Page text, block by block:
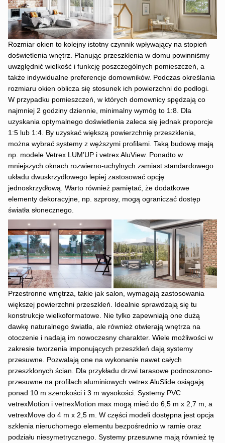
Rozmiar okien to kolejny istotny czynnik wpływający na stopień
doświetlenia wnętrz. Planując przeszklenia w domu powinniśmy
uwzględnić wielkość i funkcję poszczególnych pomieszczeń, a
także indywidualne preferencje domowników. Podczas określania
rozmiaru okien oblicza się stosunek ich powierzchni do podłogi.
W przypadku pomieszczeń, w których domownicy spędzają co
najmniej 2 godziny dziennie, minimalny wymóg to 1:8. Dla
uzyskania optymalnego doświetlenia zaleca się jednak proporcje
1:5 lub 1:4. By uzyskać większą powierzchnię przeszklenia,
można wybrać systemy z węższymi profilami. Taką budowę mają
np. modele Vetrex LUM’UP i vetrex AluView. Ponadto w
mniejszych oknach rozwierno-uchylnych zamiast standardowego
układu dwuskrzydłowego lepiej zastosować opcję
jednoskrzydłową. Warto również pamiętać, że dodatkowe
elementy dekoracyjne, np. szprosy, mogą ograniczać dostęp
światła słonecznego.
Przestronne wnętrza, takie jak salon, wymagają zastosowania
większej powierzchni przeszkleń. Idealnie sprawdzają się tu
konstrukcje wielkoformatowe. Nie tylko zapewniają one dużą
dawkę naturalnego światła, ale również otwierają wnętrza na
otoczenie i nadają im nowoczesny charakter. Wiele możliwości w
zakresie tworzenia imponujących przeszkleń dają systemy
przesuwne. Pozwalają one na wykonanie nawet całych
przeszklonych ścian. Dla przykładu drzwi tarasowe podnoszono-
przesuwne na profilach aluminiowych vetrex AluSlide osiągają
ponad 10 m szerokości i 3 m wysokości. Systemy PVC
vetrexMotion i vetrexMotion max mogą mieć do 6,5 m x 2,7 m, a
vetrexMove do 4 m x 2,5 m. W części modeli dostępna jest opcja
szklenia nieruchomego elementu bezpośrednio w ramie oraz
podziału niesymetrycznego. Systemy przesuwne mają również tę